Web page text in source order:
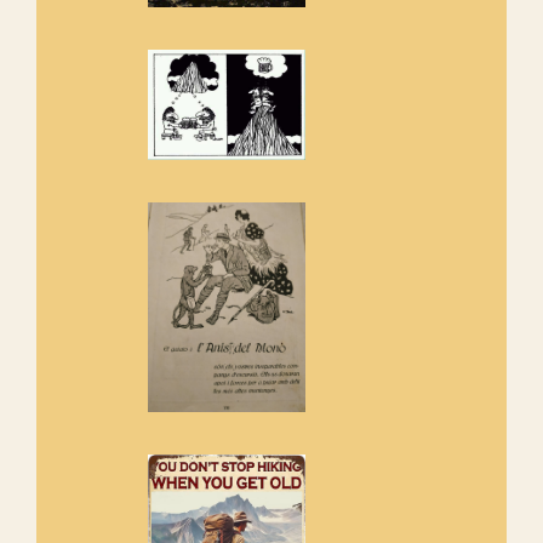
de l'entorn de Sant Aniol